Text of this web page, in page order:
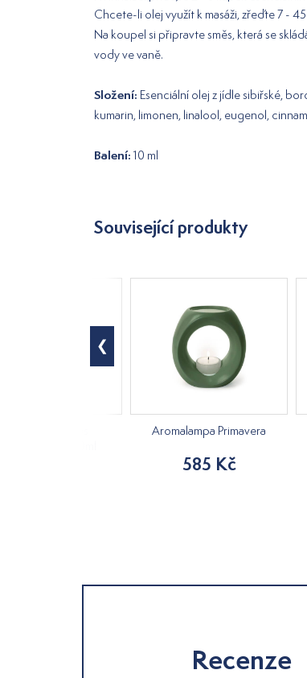
Chcete-li olej využít k masáži, zřeďte 7 -
Na koupel si připravte směs, která se
vody ve vaně.
Složení: Esenciální olej z jídle sibiřské,
kumarin, limonen, linalool, eugenol,
Balení: 10 ml
Související produkty
Aromalampa Primavera
585 Kč
Recenze